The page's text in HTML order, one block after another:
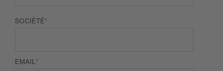
SOCIÉTÉ*
EMAIL *